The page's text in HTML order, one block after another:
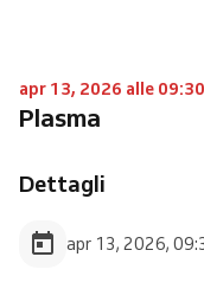
apr 13, 2026 alle 09:30
Plasma
Dettagli
apr 13, 2026,